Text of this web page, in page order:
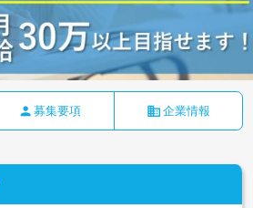
person 募集要項 business 企業情報